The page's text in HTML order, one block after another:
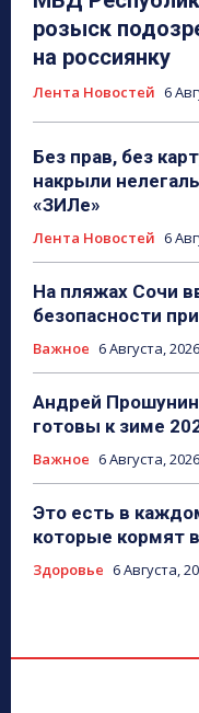
розыск
на россиянку
Лента Новостей 6
Без прав, без
накрыли
«ЗИЛе»
Лента Новостей 6
На пляжах Сочи
безопасности
Важное 6 Августа, 2026
Андрей
готовы к зиме
Важное 6 Августа, 2026
Это есть в
которые кормят
Здоровье 6 Августа,